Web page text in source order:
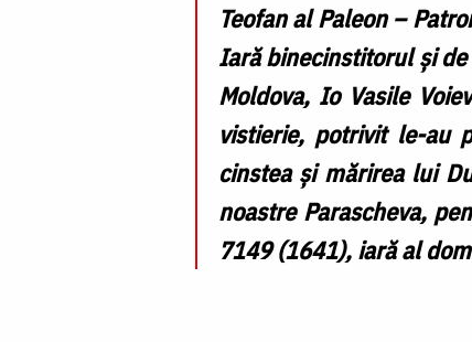
Teofan al Paleon –
Iară binecinstitorul și
Moldova, Io Vasile
vistierie, potrivit le-au
cinstea și mărirea lui
noastre Parascheva,
7149 (1641), iară al